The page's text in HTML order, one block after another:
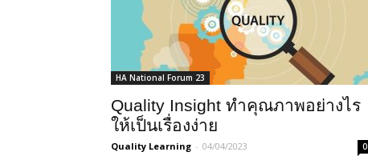
HA National Forum 23
Quality Insight ทำคุณภาพอย่างไร
ให้เป็นเรื่องง่าย
Quality Learning - 04/04/2023 0